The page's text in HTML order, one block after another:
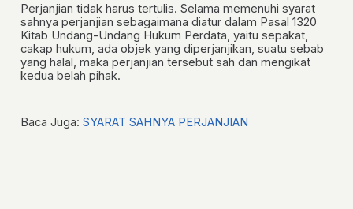
Perjanjian tidak harus tertulis. Selama memenuhi syarat
sahnya perjanjian sebagaimana diatur dalam Pasal 1320
Kitab Undang-Undang Hukum Perdata, yaitu sepakat,
cakap hukum, ada objek yang diperjanjikan, suatu sebab
yang halal, maka perjanjian tersebut sah dan mengikat
kedua belah pihak.
Baca Juga: SYARAT SAHNYA PERJANJIAN